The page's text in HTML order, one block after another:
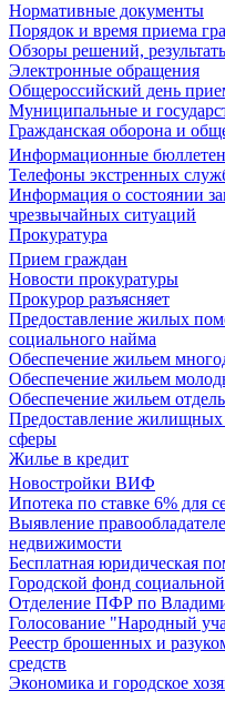
Нормативные документы
Порядок и время приема
Обзоры решений,
Электронные обращения
Общероссийский день
Муниципальные и
Гражданская оборона и
Информационные
Телефоны экстренных
Информация о состоянии
чрезвычайных ситуаций
Прокуратура
Прием граждан
Новости прокуратуры
Прокурор разъясняет
Предоставление жилых
социального найма
Обеспечение жильем
Обеспечение жильем
Обеспечение жильем
Предоставление
сферы
Жилье в кредит
Новостройки ВИФ
Ипотека по ставке 6% для
Выявление
недвижимости
Бесплатная юридическая
Городской фонд
Отделение ПФР по
Голосование "Народный
Реестр брошенных и
средств
Экономика и городское